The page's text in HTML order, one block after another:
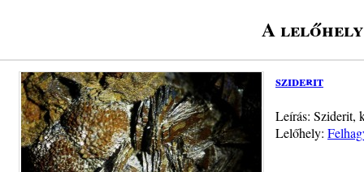
A lelőhely
sziderit
Leírás: Sziderit,
Lelőhely: